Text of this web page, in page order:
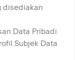
disediakan
Data Pribadi
Subjek Data